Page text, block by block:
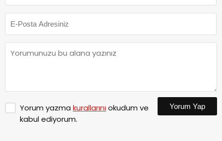
Yorum yazma kurallarınıokudum ve
kabul ediyorum.
Yorum Yap